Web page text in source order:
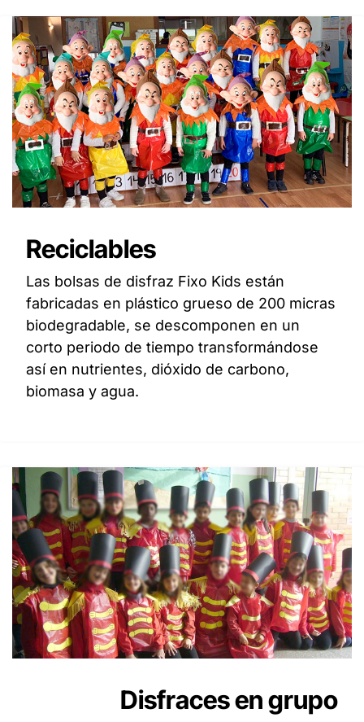
Reciclables
Las bolsas de disfraz Fixo Kids están
fabricadas en plástico grueso de 200 micras
biodegradable, se descomponen en un
corto periodo de tiempo transformándose
así en nutrientes, dióxido de carbono,
biomasa y agua.
Disfraces en grupo